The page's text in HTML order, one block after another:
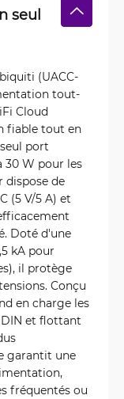
seul
(UACC-
tout-
Cloud
fiable tout en
port
30 W pour les
dispose de
(5 V/5 A) et
Doté d'une
kA pour
il protège
Conçu
en charge les
et flottant
garantit une
fréquentés ou